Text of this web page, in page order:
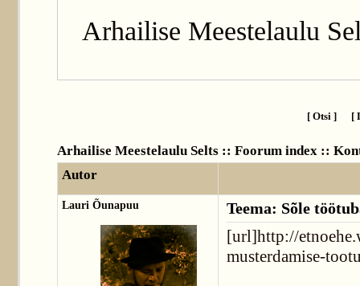
Arhailise Meestelaulu
[ Otsi ] [
Arhailise Meestelaulu Selts :: Foorum index ::
Autor
Lauri Õunapuu Teema: Sõle
[url]http://
musterdamise-